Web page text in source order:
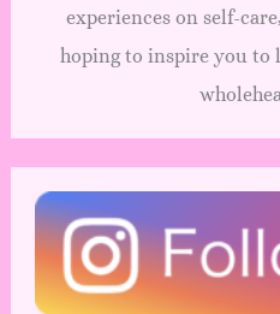
experiences on self-
hoping to inspire you